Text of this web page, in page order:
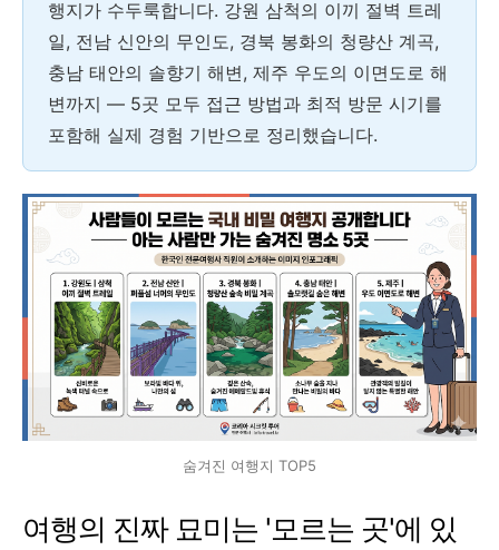
행지가 수두룩합니다. 강원 삼척의 이끼 절벽 트레
일, 전남 신안의 무인도, 경북 봉화의 청량산 계곡,
충남 태안의 솔향기 해변, 제주 우도의 이면도로 해
변까지 — 5곳 모두 접근 방법과 최적 방문 시기를
포함해 실제 경험 기반으로 정리했습니다.
숨겨진 여행지 TOP5
여행의 진짜 묘미는 '모르는 곳'에 있